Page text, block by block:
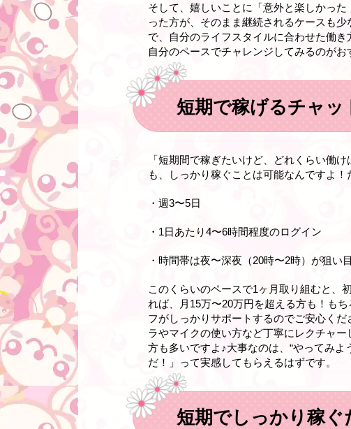
そして、嬉しいことに「意外と楽しかっ
った方が、そのまま継続されるケースも
で、自分のライフスタイルに合わせた働
自分のペースでチャレンジしてみるのがお
短期で稼げるチャ
「短期間で稼ぎたいけど、どれくらい働
も、しっかり稼ぐことは可能なんですよ
・週3〜5日
・1日あたり4〜6時間程度のログイン
・時間帯は夜〜深夜（20時〜2時）が狙い
このくらいのペースで1ヶ月取り組むと、
れば、月15万〜20万円を超える方も！も
フがしっかりサポートするのでご安心く
ラやマイクの使い方など丁寧にレクチャ
方も多いですよ♪大事なのは、“やってみ
だ！」って実感してもらえるはずです。
短期でしっかり稼ぐ